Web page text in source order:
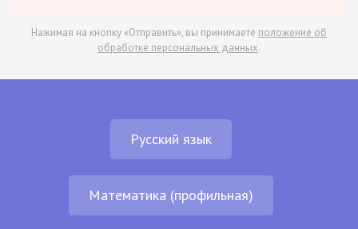
Нажимая на кнопку «Отправить», вы принимаете положение об
обработке персональных данных.
Русский язык
Математика (профильная)